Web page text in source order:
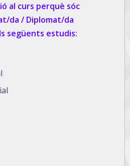
al curs perquè sóc
da / Diplomat/da
següents estudis: